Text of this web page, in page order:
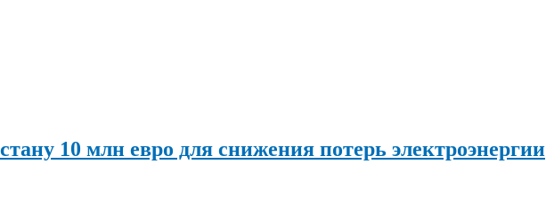
10 млн евро для снижения потерь электроэнергии